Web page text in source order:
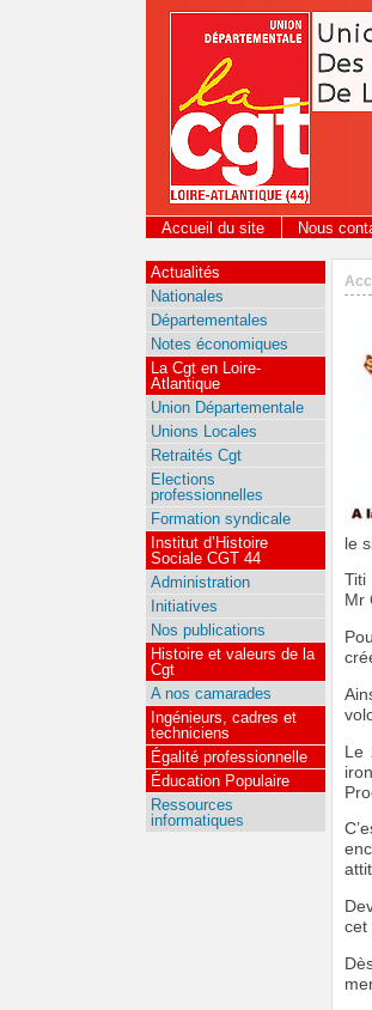
Panneau de gestion des cookies
Accueil du site Nous
le
Titi
Mr
Le
cet
Actualités
Nationales
Départementales
Notes économiques
La Cgt en Loire-
Atlantique
Union Départementale
Unions Locales
Retraités Cgt
Elections
professionnelles
Formation syndicale
Institut d’Histoire
Sociale CGT 44
Administration
Initiatives
Nos publications
Histoire et valeurs de la
Cgt
A nos camarades
Ingénieurs, cadres et
techniciens
Égalité professionnelle
Éducation Populaire
Ressources
informatiques